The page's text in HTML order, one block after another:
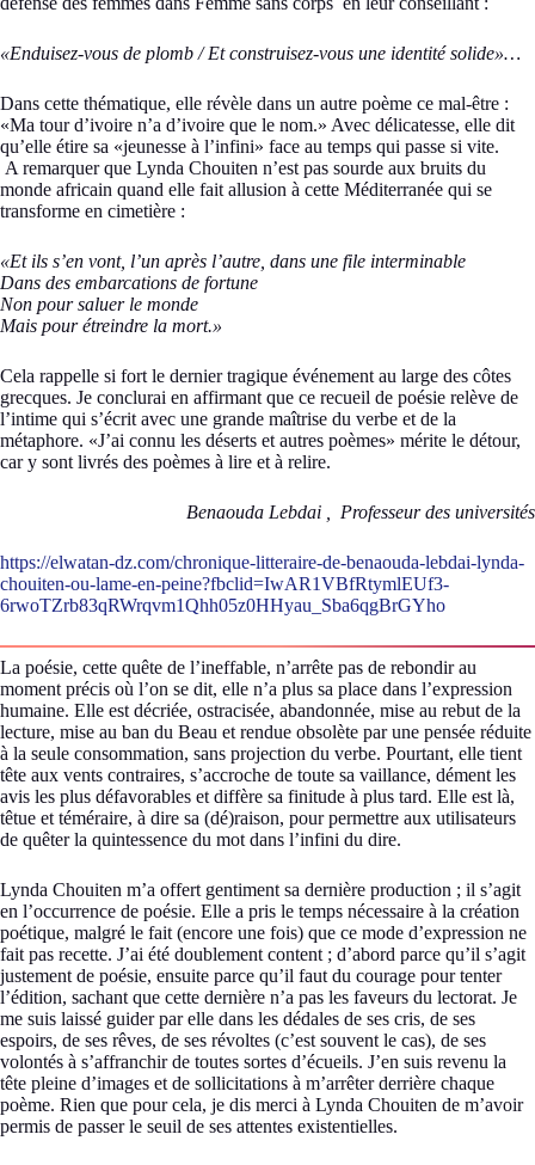
«Enduisez-vous de plomb / Et construisez-vous une identité solide»…
Dans cette thématique, elle révèle dans un autre poème ce mal-être :
«Ma tour d’ivoire n’a d’ivoire que le nom.» Avec délicatesse, elle dit
qu’elle étire sa «jeunesse à l’infini» face au temps qui passe si vite.
A remarquer que Lynda Chouiten n’est pas sourde aux bruits du
monde africain quand elle fait allusion à cette Méditerranée qui se
transforme en cimetière :
«Et ils s’en vont, l’un après l’autre, dans une file interminable
Dans des embarcations de fortune
Non pour saluer le monde
Mais pour étreindre la mort.»
Cela rappelle si fort le dernier tragique événement au large des côtes
grecques. Je conclurai en affirmant que ce recueil de poésie relève de
l’intime qui s’écrit avec une grande maîtrise du verbe et de la
métaphore. «J’ai connu les déserts et autres poèmes» mérite le détour,
car y sont livrés des poèmes à lire et à relire.
Benaouda Lebdai , Professeur des universités
https://elwatan-dz.com/chronique-litteraire-de-benaouda-lebdai-lynda-
chouiten-ou-lame-en-peine?fbclid=IwAR1VBfRtymlEUf3-
6rwoTZrb83qRWrqvm1Qhh05z0HHyau_Sba6qgBrGYho
La poésie, cette quête de l’ineffable, n’arrête pas de rebondir au
moment précis où l’on se dit, elle n’a plus sa place dans l’expression
humaine. Elle est décriée, ostracisée, abandonnée, mise au rebut de la
lecture, mise au ban du Beau et rendue obsolète par une pensée réduite
à la seule consommation, sans projection du verbe. Pourtant, elle tient
tête aux vents contraires, s’accroche de toute sa vaillance, dément les
avis les plus défavorables et diffère sa finitude à plus tard. Elle est là,
têtue et téméraire, à dire sa (dé)raison, pour permettre aux utilisateurs
de quêter la quintessence du mot dans l’infini du dire.
Lynda Chouiten m’a offert gentiment sa dernière production ; il s’agit
en l’occurrence de poésie. Elle a pris le temps nécessaire à la création
poétique, malgré le fait (encore une fois) que ce mode d’expression ne
fait pas recette. J’ai été doublement content ; d’abord parce qu’il s’agit
justement de poésie, ensuite parce qu’il faut du courage pour tenter
l’édition, sachant que cette dernière n’a pas les faveurs du lectorat. Je
me suis laissé guider par elle dans les dédales de ses cris, de ses
espoirs, de ses rêves, de ses révoltes (c’est souvent le cas), de ses
volontés à s’affranchir de toutes sortes d’écueils. J’en suis revenu la
tête pleine d’images et de sollicitations à m’arrêter derrière chaque
poème. Rien que pour cela, je dis merci à Lynda Chouiten de m’avoir
permis de passer le seuil de ses attentes existentielles.